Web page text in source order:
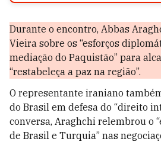
Durante o encontro, Abbas
Vieira sobre os “esforços
mediação do Paquistão” para
“restabeleça a paz na região”.
O representante iraniano
do Brasil em defesa do “direito
conversa, Araghchi relembrou o
de Brasil e Turquia” nas